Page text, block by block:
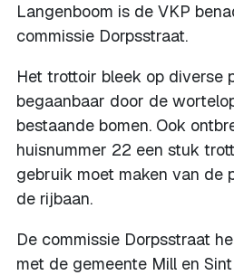
Langenboom is de VKP
commissie Dorpsstraat.
Het trottoir bleek op diverse
begaanbaar door de
bestaande bomen. Ook
huisnummer 22 een stuk
gebruik moet maken van de
de rijbaan.
De commissie Dorpsstraat
met de gemeente Mill en